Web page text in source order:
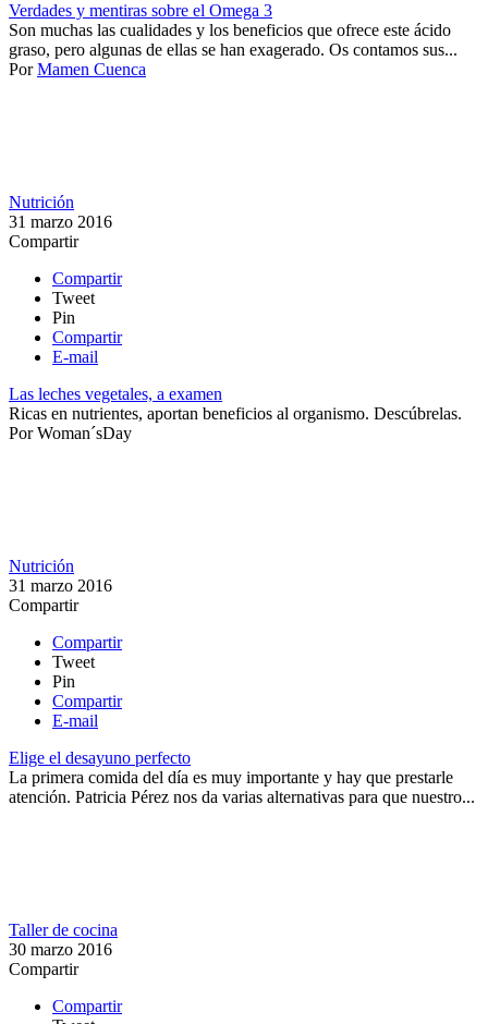
Verdades y mentiras sobre el Omega 3
​Son muchas las cualidades y los beneficios que ofrece este ácido
graso, pero algunas de ellas se han exagerado. Os contamos sus...
PorMamen Cuenca
Nutrición
31 marzo 2016
Compartir
Compartir
Tweet
Pin
Compartir
E-mail
Las leches vegetales, a examen
Ricas en nutrientes, aportan beneficios al organismo. Descúbrelas.​​
PorWoman´sDay
Nutrición
31 marzo 2016
Compartir
Compartir
Tweet
Pin
Compartir
E-mail
Elige el desayuno perfecto
La primera comida del día es muy importante y hay que prestarle
atención. Patricia Pérez nos da varias alternativas para que nuestro...
Taller de cocina
30 marzo 2016
Compartir
Compartir